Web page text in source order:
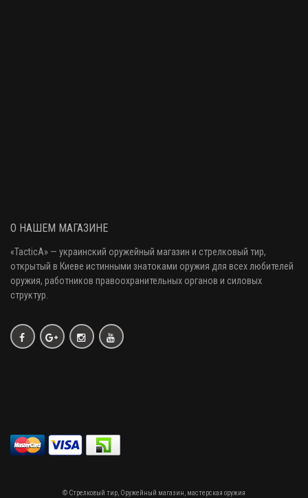
О НАШЕМ МАГАЗИНЕ
«TacticA» — украинский оружейный магазин и стрелковый тир,
открытый в Киеве истинными знатоками оружия для всех любителей
оружия, работников правоохранительных органов и силовых
структур.
© Стрелковый тир, Оружейный магазин, мастерская оружия